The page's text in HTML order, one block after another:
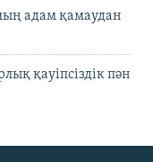
адам қамаудан
қауіпсіздік пән